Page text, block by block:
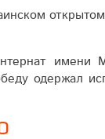
имени
одержал